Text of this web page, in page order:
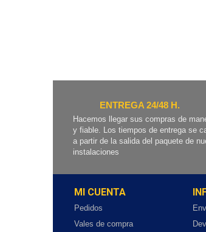
ENTREGA 24/48 H.
Hacemos llegar sus compras de
y fiable. Los tiempos de entrega se
a partir de la salida del paquete de
instalaciones
MI CUENTA
Pedidos
Vales de compra